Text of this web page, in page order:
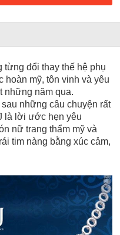
từng đổi thay thế hệ phụ
hoàn mỹ, tôn vinh và yêu
những năm qua.
những câu chuyện rất
là lời ước hẹn yêu
nữ trang thẩm mỹ và
tim nàng bằng xúc cảm,